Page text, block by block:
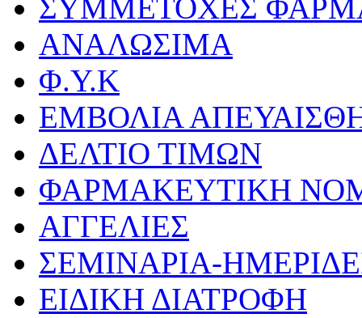
ΣΥΜΜΕΤΟΧΕΣ
ΑΝΑΛΩΣΙΜΑ
Φ.Υ.Κ
ΕΜΒΟΛΙΑ
ΔΕΛΤΙΟ ΤΙΜΩΝ
ΦΑΡΜΑΚΕΥΤΙΚΗ
ΑΓΓΕΛΙΕΣ
ΣΕΜΙΝΑΡΙΑ-
ΕΙΔΙΚΗ ΔΙΑΤΡΟΦΗ